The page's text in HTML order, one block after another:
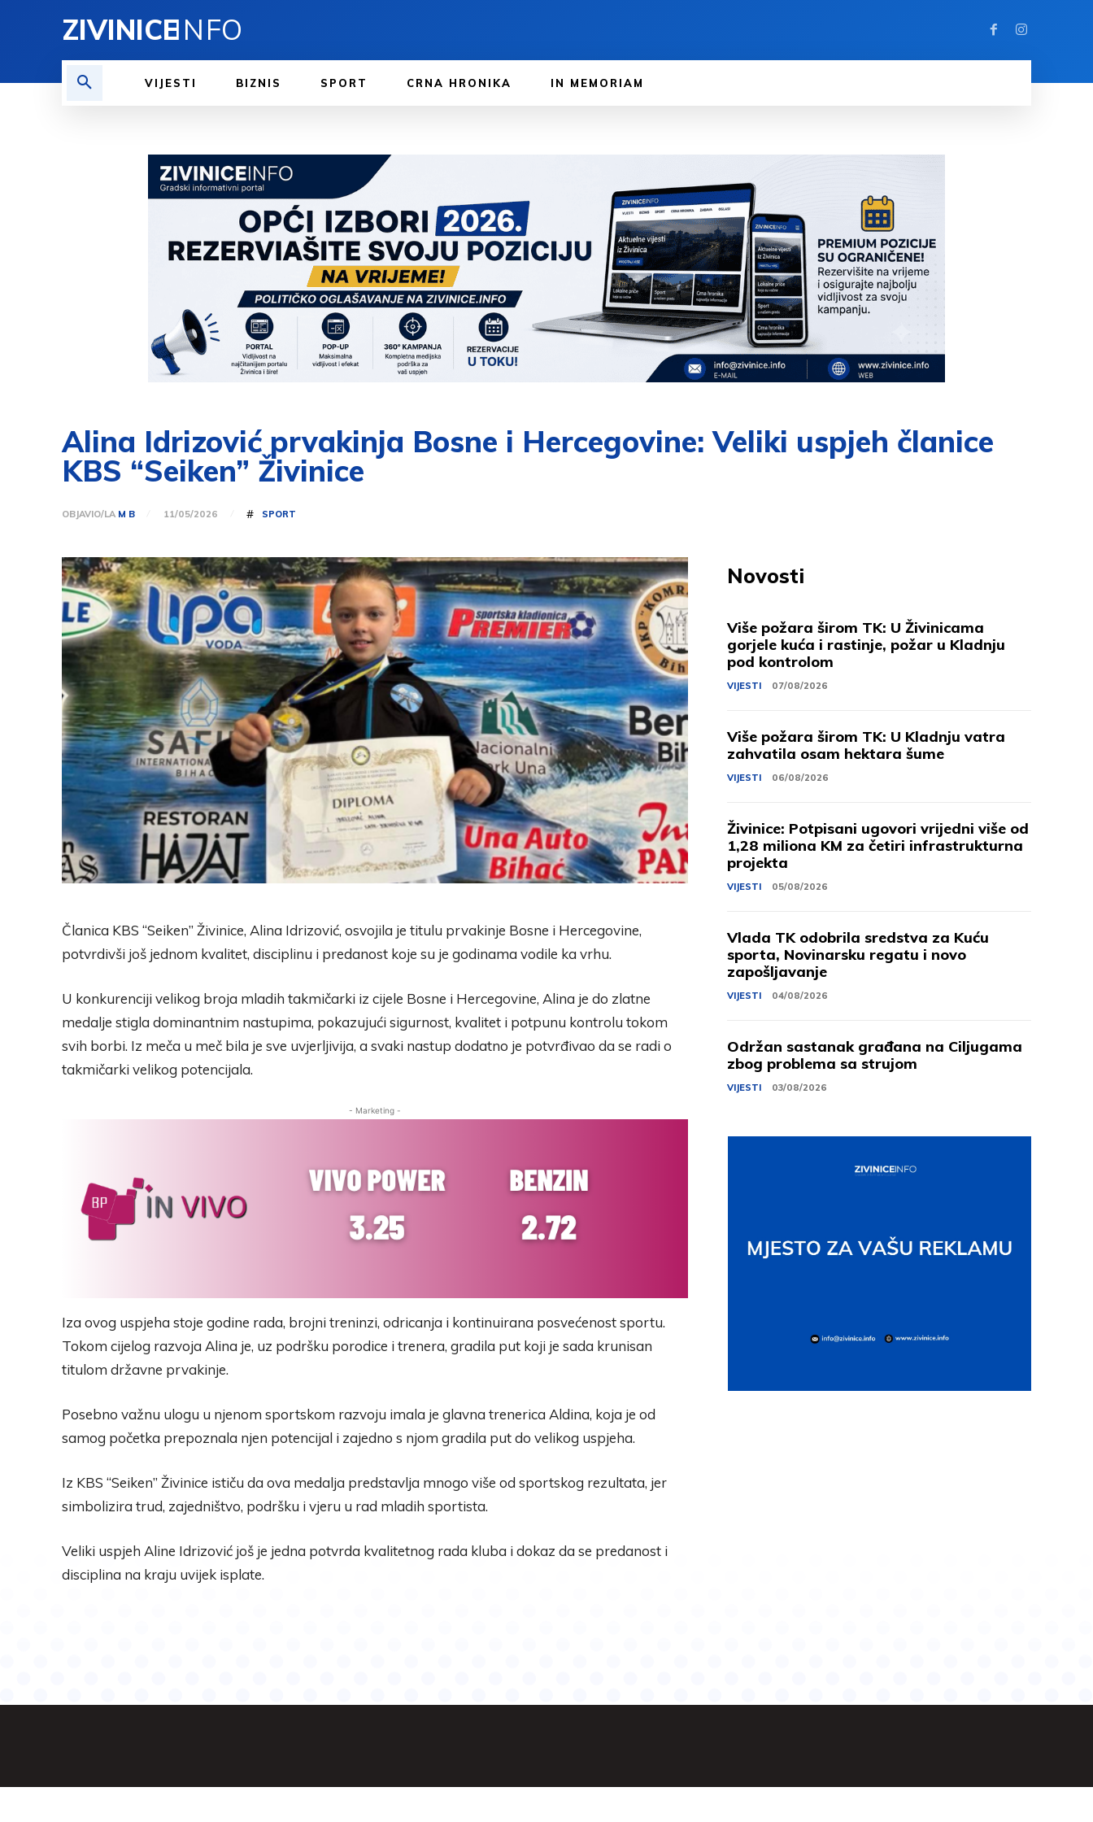
ZIVINICEINFO
VIJESTI BIZNIS SPORT CRNA HRONIKA IN MEMORIAM
Alina Idrizović prvakinja Bosne i Hercegovine: Veliki uspjeh članice
KBS “Seiken” Živinice
OBJAVIO/LA M B 11/05/2026 # SPORT
Članica KBS “Seiken” Živinice, Alina Idrizović, osvojila je titulu prvakinje Bosne i Hercegovine,
potvrdivši još jednom kvalitet, disciplinu i predanost koje su je godinama vodile ka vrhu.
U konkurenciji velikog broja mladih takmičarki iz cijele Bosne i Hercegovine, Alina je do zlatne
medalje stigla dominantnim nastupima, pokazujući sigurnost, kvalitet i potpunu kontrolu tokom
svih borbi. Iz meča u meč bila je sve uvjerljivija, a svaki nastup dodatno je potvrđivao da se radi o
takmičarki velikog potencijala.
- Marketing -
Iza ovog uspjeha stoje godine rada, brojni treninzi, odricanja i kontinuirana posvećenost sportu.
Tokom cijelog razvoja Alina je, uz podršku porodice i trenera, gradila put koji je sada krunisan
titulom državne prvakinje.
Posebno važnu ulogu u njenom sportskom razvoju imala je glavna trenerica Aldina, koja je od
samog početka prepoznala njen potencijal i zajedno s njom gradila put do velikog uspjeha.
Iz KBS “Seiken” Živinice ističu da ova medalja predstavlja mnogo više od sportskog rezultata, jer
simbolizira trud, zajedništvo, podršku i vjeru u rad mladih sportista.
Veliki uspjeh Aline Idrizović još je jedna potvrda kvalitetnog rada kluba i dokaz da se predanost i
disciplina na kraju uvijek isplate.
Novosti
Više požara širom TK: U Živinicama
gorjele kuća i rastinje, požar u Kladnju
pod kontrolom
VIJESTI 07/08/2026
Više požara širom TK: U Kladnju vatra
zahvatila osam hektara šume
VIJESTI 06/08/2026
Živinice: Potpisani ugovori vrijedni više od
1,28 miliona KM za četiri infrastrukturna
projekta
VIJESTI 05/08/2026
Vlada TK odobrila sredstva za Kuću
sporta, Novinarsku regatu i novo
zapošljavanje
VIJESTI 04/08/2026
Održan sastanak građana na Ciljugama
zbog problema sa strujom
VIJESTI 03/08/2026